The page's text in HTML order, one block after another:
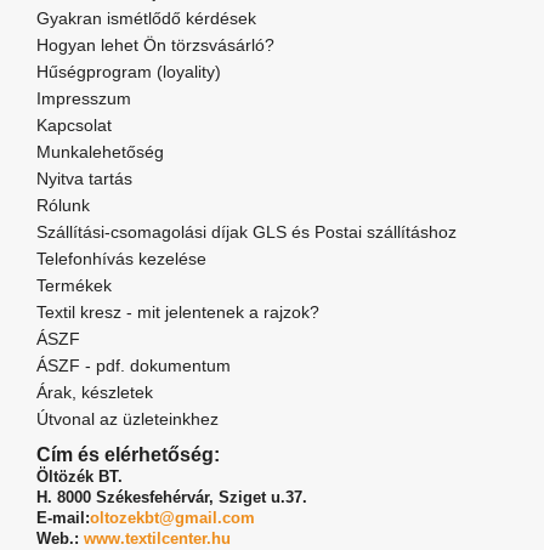
Gyakran ismétlődő kérdések
Hogyan lehet Ön törzsvásárló?
Hűségprogram (loyality)
Impresszum
Kapcsolat
Munkalehetőség
Nyitva tartás
Rólunk
Szállítási-csomagolási díjak GLS és Postai szállításhoz
Telefonhívás kezelése
Termékek
Textil kresz - mit jelentenek a rajzok?
ÁSZF
ÁSZF - pdf. dokumentum
Árak, készletek
Útvonal az üzleteinkhez
Cím és elérhetőség:
Öltözék BT.
H. 8000 Székesfehérvár, Sziget u.37.
E-mail:oltozekbt@gmail.com
Web.: www.textilcenter.hu